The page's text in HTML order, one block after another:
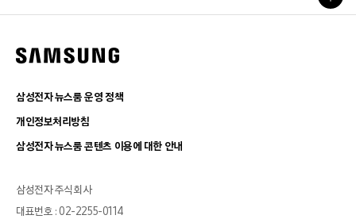
삼성전자 뉴스룸 운영 정책
개인정보처리방침
삼성전자 뉴스룸 콘텐츠 이용에 대한 안내
삼성전자 주식회사
대표번호 : 02-2255-0114